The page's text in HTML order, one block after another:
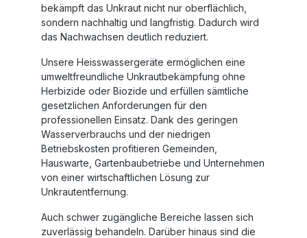
bekämpft das Unkraut nicht nur oberflächlich,
sondern nachhaltig und langfristig. Dadurch wird
das Nachwachsen deutlich reduziert.
Unsere Heisswassergeräte ermöglichen eine
umweltfreundliche Unkrautbekämpfung ohne
Herbizide oder Biozide und erfüllen sämtliche
gesetzlichen Anforderungen für den
professionellen Einsatz. Dank des geringen
Wasserverbrauchs und der niedrigen
Betriebskosten profitieren Gemeinden,
Hauswarte, Gartenbaubetriebe und Unternehmen
von einer wirtschaftlichen Lösung zur
Unkrautentfernung.
Auch schwer zugängliche Bereiche lassen sich
zuverlässig behandeln. Darüber hinaus sind die